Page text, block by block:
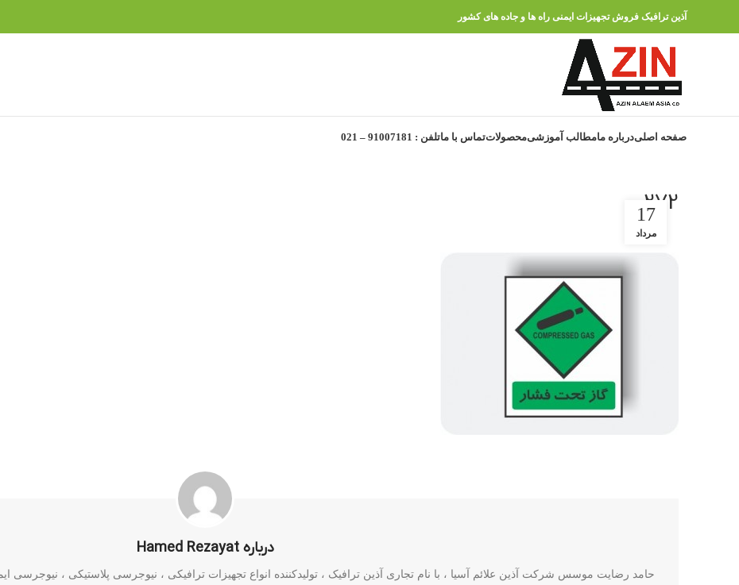
آذین ترافیک فروش تجهیزات ایمنی راه ها و جاده های کشور
صفحه اصلیدرباره مامطالب آموزشیمحصولاتتماس با ماتلفن : 91007181 – 021
272
17
مرداد
درباره Hamed Rezayat
حامد رضایت موسس شرکت آذین علائم آسیا ، با نام تجاری آذین ترافیک ، تولیدکننده انواع تجهیزات ترافیکی ، نیوجرسی پلاستیکی ، نیوجرسی